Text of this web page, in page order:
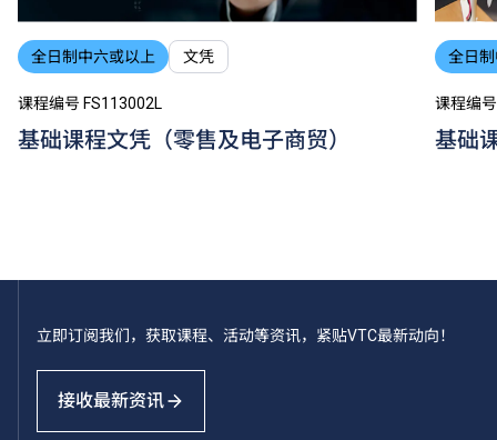
全日制中六或以上 文凭
课程编号 FS113002L
基础课程文凭（零售及电子商贸）
全日
课程编
基础
立即订阅我们，获取课程、活动等资讯，紧贴VTC最新动向！
接收最新资讯